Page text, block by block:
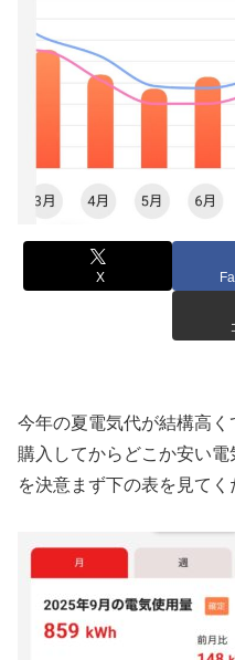
X
今年の夏電気代が結構高
購入してからどこか安い
を決意まず下の表を見てく